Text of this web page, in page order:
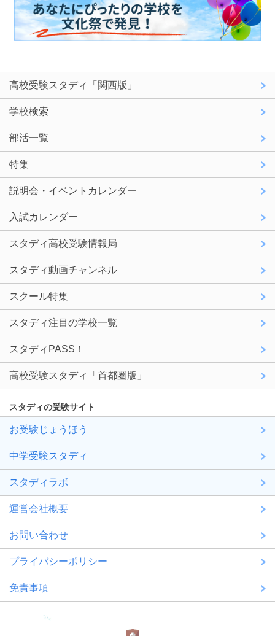
高校受験スタディ「関西版」
学校検索
部活一覧
特集
説明会・イベントカレンダー
入試カレンダー
スタディ高校受験情報局
スタディ動画チャンネル
スクール特集
スタディ注目の学校一覧
スタディPASS！
高校受験スタディ「首都圏版」
スタディの受験サイト
お受験じょうほう
中学受験スタディ
スタディラボ
運営会社概要
お問い合わせ
プライバシーポリシー
免責事項